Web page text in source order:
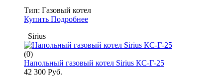
Тип: Газовый котел
Купить Подробнее
Sirius
(0)
Напольный газовый котел Sirius КС-Г-25
42 300 Руб.